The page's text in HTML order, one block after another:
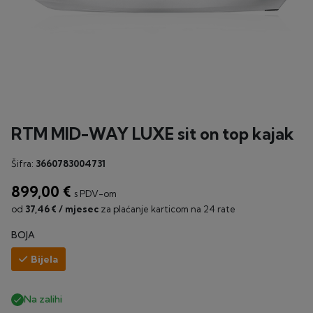
RTM MID-WAY LUXE sit on top kajak
Šifra: 3660783004731
899,00 € s PDV-om
od 37,46 € / mjesec za plaćanje karticom na 24 rate
BOJA
Bijela
 Na zalihi